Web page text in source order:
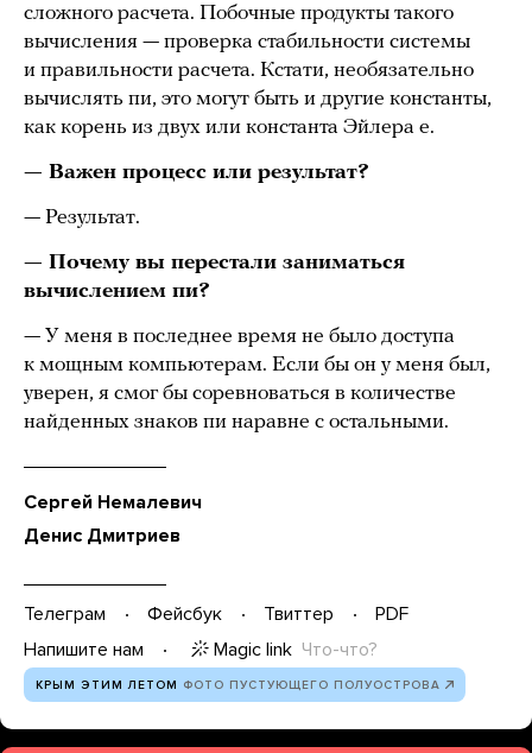
сложного расчета. Побочные продукты такого
вычисления — проверка стабильности системы
и правильности расчета. Кстати, необязательно
вычислять пи, это могут быть и другие константы,
как корень из двух или константа Эйлера e.
— Важен процесс или результат?
— Результат.
— Почему вы перестали заниматься
вычислением пи?
— У меня в последнее время не было доступа
к мощным компьютерам. Если бы он у меня был,
уверен, я смог бы соревноваться в количестве
найденных знаков пи наравне с остальными.
Сергей Немалевич
Денис Дмитриев
Телеграм Фейсбук Твиттер
PDF
Напишите нам
Magic link Что-что?
КРЫМ ЭТИМ ЛЕТОМ ФОТО ПУСТУЮЩЕГО ПОЛУОСТРОВА